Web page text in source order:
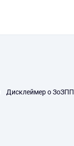
Дисклеймер о ЗоЗПП